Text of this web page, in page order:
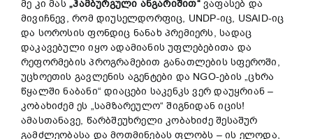
მე კი მას„ჰამბურგული ანგარიშით“ვაფასებ და
მივიჩნევ, რომ დიუსელდორფიც, UNDP-იც, USAID-იც
და სოროსის ფონდიც ნანახ პრემიერს, სადაც
დაკავებული იყო ადამიანის უფლებებითა და
რეფორმების პროგრამებით განათლების სფეროში,
უცხოეთის გავლენის აგენტები და NGO-ების „ცხრა
წყალში ნაბანი“ დიაცები საკენკს ვერ დაუყრიან –
კობახიძემ ეს „სამზარეულო“ შიგნიდან იცის!
ამასთანავე, წარბშეუხრელი კობახიძე შესაშურ
გამძლეობასა და მოთმინებას ფლობს – ის ელოდა,